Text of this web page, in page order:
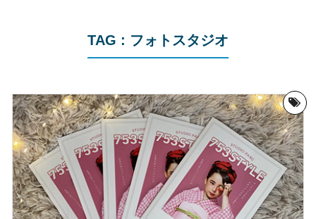
TAG : フォトスタジオ